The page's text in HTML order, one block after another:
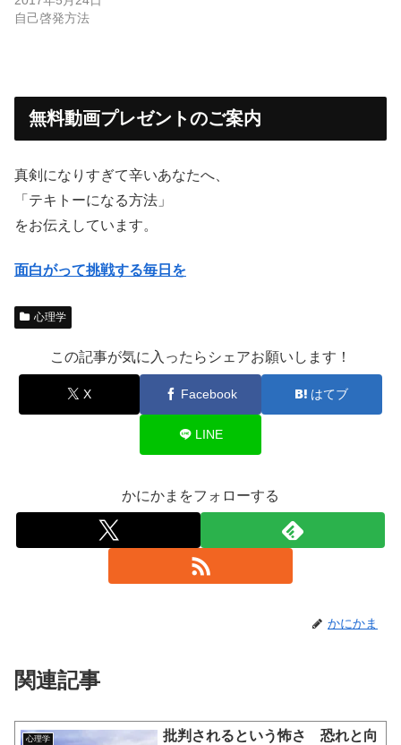
自己啓発方法
無料動画プレゼントのご案内
真剣になりすぎて辛いあなたへ、
「テキトーになる方法」
をお伝えしています。
面白がって挑戦する毎日を
心理学
この記事が気に入ったらシェアお願いします！
X Facebook はてブ
LINE
かにかまをフォローする
かにかま
関連記事
心理学
批判されるという怖さ 恐れと向